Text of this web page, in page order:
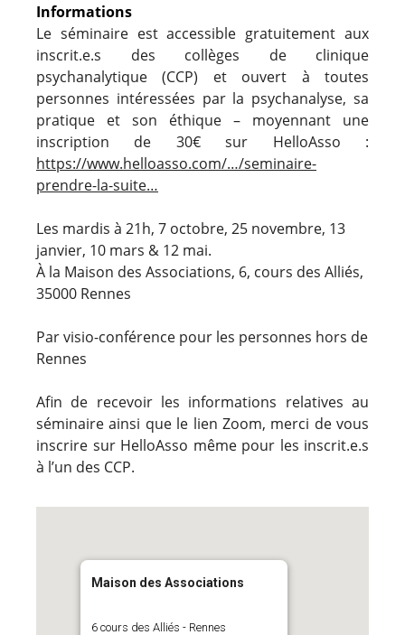
Informations
Le séminaire est accessible gratuitement aux
inscrit.e.s des collèges de clinique
psychanalytique (CCP) et ouvert à toutes
personnes intéressées par la psychanalyse, sa
pratique et son éthique – moyennant une
inscription de 30€ sur HelloAsso :
https://www.helloasso.com/…/seminaire-
prendre-la-suite…
Les mardis à 21h, 7 octobre, 25 novembre, 13
janvier, 10 mars & 12 mai.
À la Maison des Associations, 6, cours des Alliés,
35000 Rennes
Par visio-conférence pour les personnes hors de
Rennes
Afin de recevoir les informations relatives au
séminaire ainsi que le lien Zoom, merci de vous
inscrire sur HelloAsso même pour les inscrit.e.s
à l’un des CCP.
Maison des Associations
6 cours des Alliés - Rennes